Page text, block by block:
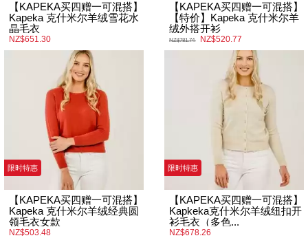
【KAPEKA买四赠一可混搭】
Kapeka 克什米尔羊绒雪花水
晶毛衣
NZ$651.30
【KAPEKA买四赠一可混搭】
【特价】Kapeka 克什米尔羊
绒外搭开衫
NZ$781.74 NZ$520.77
限时特惠
【KAPEKA买四赠一可混搭】
Kapeka 克什米尔羊绒经典圆
领毛衣女款
NZ$503.48
限时特惠
【KAPEKA买四赠一可混搭】
Kapkeka克什米尔羊绒纽扣开
衫毛衣（多色...
NZ$678.26